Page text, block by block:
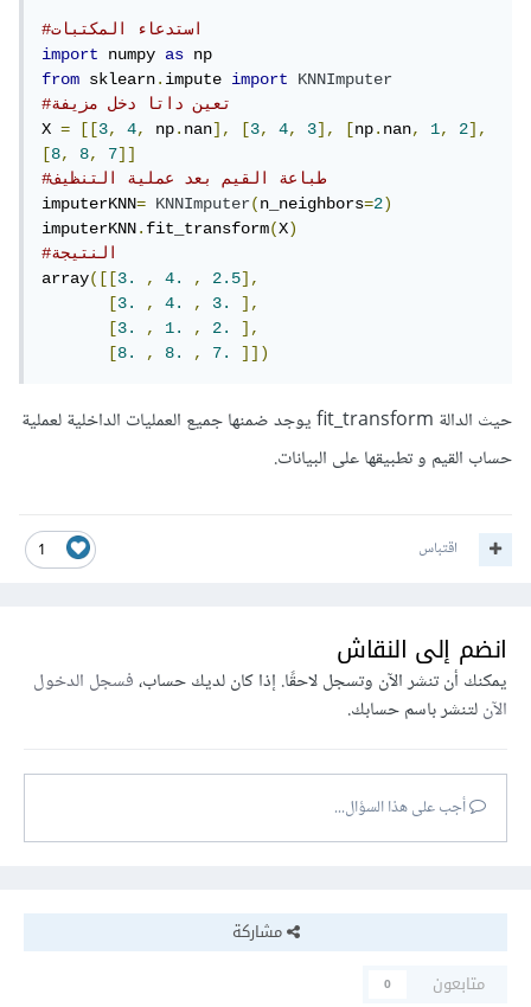
#استدعاء المكتبات
import
numpy as
from sklearn.impute import
KNNImputer
#تعين داتا دخل مزيفة
X = [[3, 4, np.nan], [3, 4, 3], [np.nan, 1, 2],
[8, 8, 7]]
#طباعة القيم بعد عملية التنظيف
imputerKNN= KNNImputer(n_neighbors=2)
imputerKNN.fit_transform(X)
#النتيجة
array([[3. , 4. , 2.5],
[3. , 4. , 3.
],
[3. , 1. , 2.
],
[8. , 8. , 7. ]])
حيث الدالة fit_transform يوجد ضمنها جميع العمليات الداخلية لعملية
حساب القيم و تطبيقها على البيانات.
1 اقتباس
انضم إلى النقاش
يمكنك أن تنشر الآن وتسجل لاحقًا. إذا كان لديك حساب،فسجل الدخول
الآنلتنشر باسم حسابك.
أجب على هذا السؤال...
مشاركة
متابعون
0